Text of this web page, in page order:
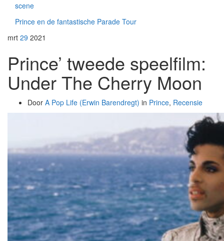
scene
Prince en de fantastische Parade Tour
mrt 29 2021
Prince’ tweede speelfilm:
Under The Cherry Moon
Door A Pop Life (Erwin Barendregt) in Prince, Recensie